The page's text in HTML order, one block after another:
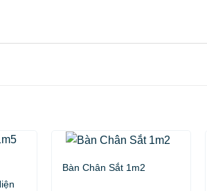
Bàn Chân Sắt 1m2